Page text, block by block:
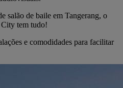
salão de baile em Tangerang, o
tem tudo!
e comodidades para facilitar